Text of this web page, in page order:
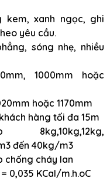
kem, xanh ngọc, ghi
yêu cầu.
sóng nhẹ, nhiều
1000mm hoặc
hoặc 1170mm
hàng tối đa 15m
đến 40kg/m3
chống cháy lan
0,035 KCal/m.h.oC